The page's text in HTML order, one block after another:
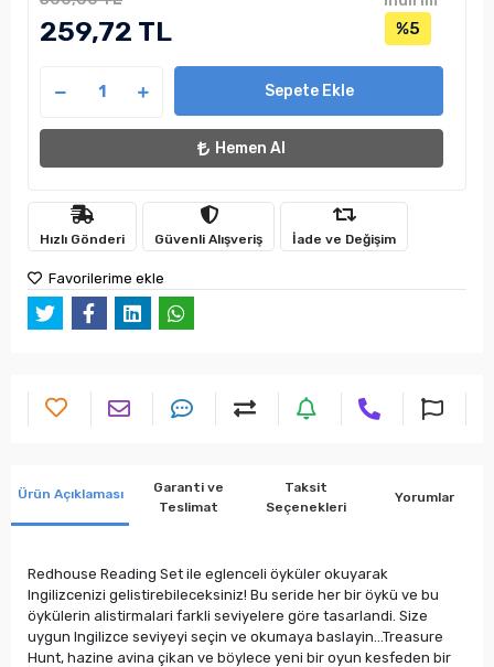
259,72 TL %5
Sepete Ekle
Hemen Al
Hızlı Gönderi Güvenli Alışveriş İade ve Değişim
Favorilerime ekle
Ürün Açıklaması
Garanti ve
Teslimat
Taksit
Seçenekleri
Yorumlar
Redhouse Reading Set ile eglenceli öyküler okuyarak
Ingilizcenizi gelistirebileceksiniz! Bu seride her bir öykü ve bu
öykülerin alistirmalari farkli seviyelere göre tasarlandi. Size
uygun Ingilizce seviyeyi seçin ve okumaya baslayin...Treasure
Hunt, hazine avina çikan ve böylece yeni bir oyun kesfeden bir